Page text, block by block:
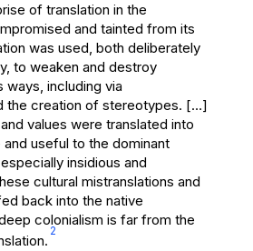
of translation in the
and tainted from its
was used, both deliberately
to weaken and destroy
ways, including via
the creation of stereotypes. […]
values were translated into
useful to the dominant
insidious and
cultural mistranslations and
back into the native
colonialism is far from the
2